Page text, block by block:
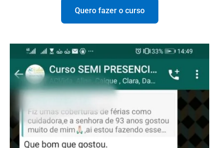
Quero fazer o curso